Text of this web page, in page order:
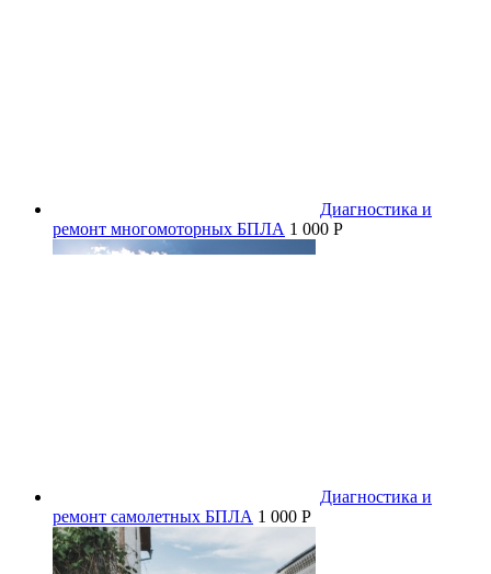
Диагностика и
ремонт многомоторных БПЛА 1 000 P
Диагностика и
ремонт самолетных БПЛА 1 000 P